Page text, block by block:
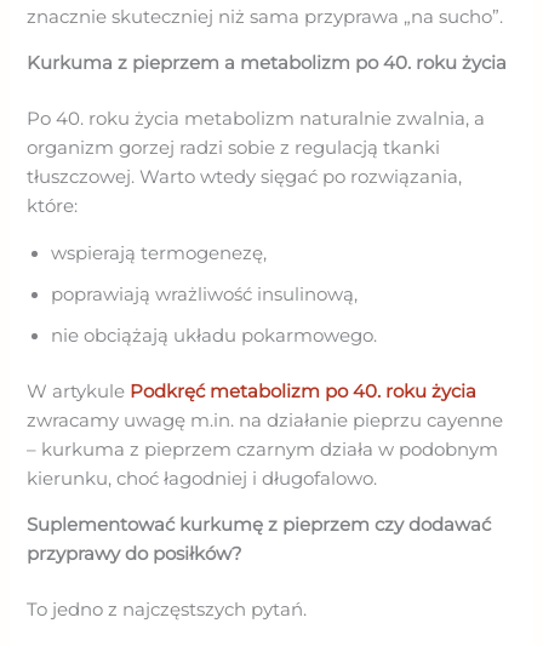
znacznie skuteczniej niż sama przyprawa „na sucho”.
Kurkuma z pieprzem a metabolizm po 40. roku życia
Po 40. roku życia metabolizm naturalnie zwalnia, a
organizm gorzej radzi sobie z regulacją tkanki
tłuszczowej. Warto wtedy sięgać po rozwiązania,
które:
wspierają termogenezę,
poprawiają wrażliwość insulinową,
nie obciążają układu pokarmowego.
W artykule Podkręć metabolizm po 40. roku życia
zwracamy uwagę m.in. na działanie pieprzu cayenne
– kurkuma z pieprzem czarnym działa w podobnym
kierunku, choć łagodniej i długofalowo.
Suplementować kurkumę z pieprzem czy dodawać
przyprawy do posiłków?
To jedno z najczęstszych pytań.